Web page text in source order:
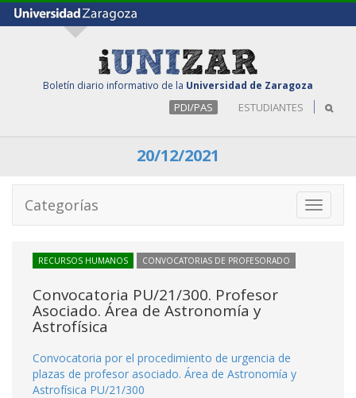
Boletín diario informativo de la Universidad de Zaragoza
PDI/PAS ESTUDIANTES
20/12/2021
Toggle
Categorías
RECURSOS HUMANOS CONVOCATORIAS DE PROFESORADO
Convocatoria PU/21/300. Profesor
Asociado. Área de Astronomía y
Astrofísica
Convocatoria por el procedimiento de urgencia de
plazas de profesor asociado. Área de Astronomía y
Astrofísica PU/21/300